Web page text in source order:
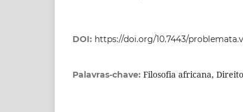
DOI: https://doi.org/10.7443/
Palavras-chave: Filosofia africana,